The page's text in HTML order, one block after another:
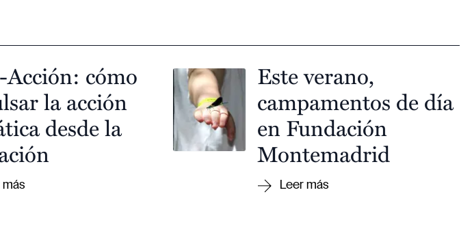
cómo
la acción
desde la
Este verano,
campamentos de día
en Fundación
Montemadrid